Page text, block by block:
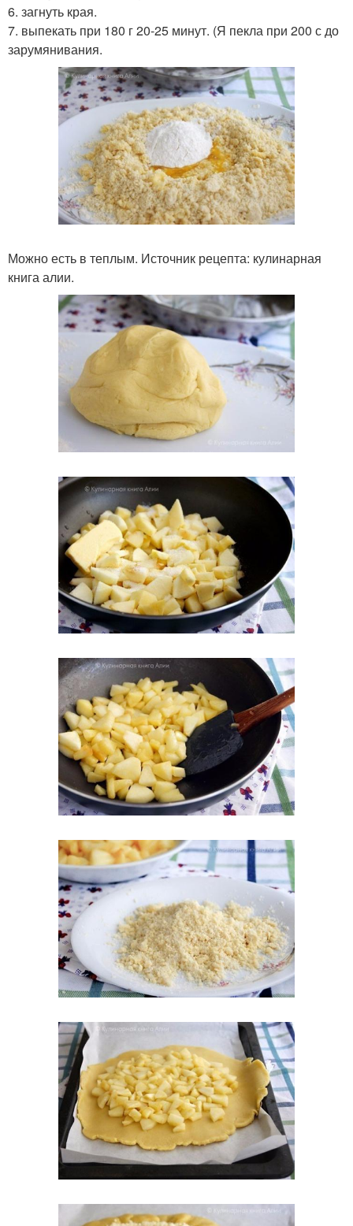
6. загнуть края.
7. выпекать при 180 г 20-25 минут. (Я пекла при 200 с до
зарумянивания.
Можно есть в теплым. Источник рецепта: кулинарная
книга алии.